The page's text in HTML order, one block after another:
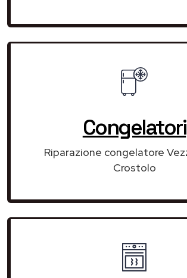
Congelatori
Riparazione congelatore
Crostolo